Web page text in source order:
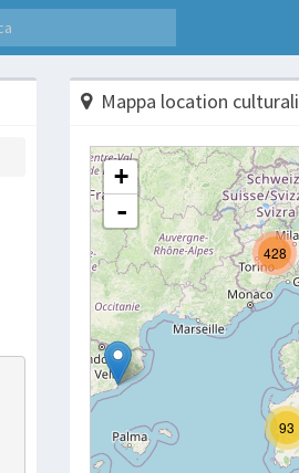
Mappa location culturali